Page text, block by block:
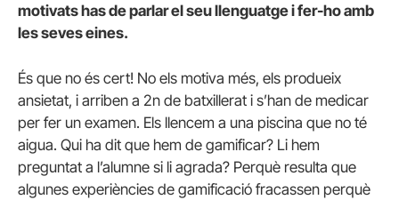
motivats has de parlar el seu llenguatge i fer-ho amb
les seves eines.
És que no és cert! No els motiva més, els produeix
ansietat, i arriben a 2n de batxillerat i s’han de medicar
per fer un examen. Els llencem a una piscina que no té
aigua. Qui ha dit que hem de gamificar? Li hem
preguntat a l’alumne si li agrada? Perquè resulta que
algunes experiències de gamificació fracassen perquè